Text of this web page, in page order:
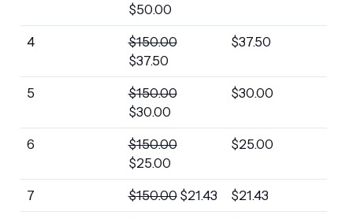
$50.00
4 $150.00
$37.50
$37.50
5 $150.00
$30.00
$30.00
6 $150.00
$25.00
$25.00
7 $150.00 $21.43 $21.43